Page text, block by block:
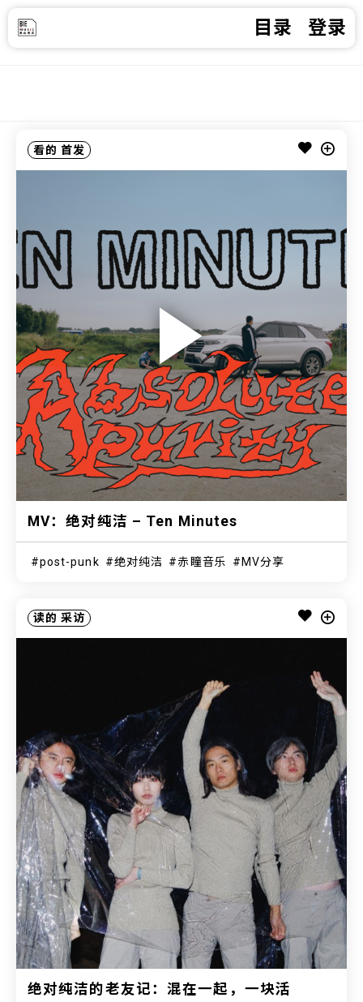
目录 登录
看的 首发
MV：绝对纯洁 – Ten Minutes
post-punk 绝对纯洁 赤瞳音乐 MV分享
读的 采访
绝对纯洁的老友记：混在一起，一块活